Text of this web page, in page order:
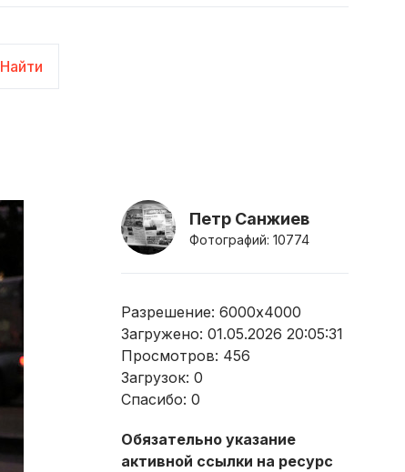
Найти
Петр Санжиев
Фотографий: 10774
Разрешение: 6000x4000
Загружено: 01.05.2026 20:05:31
Просмотров: 456
Загрузок: 0
Спасибо: 0
Обязательно указание
активной ссылки на ресурс